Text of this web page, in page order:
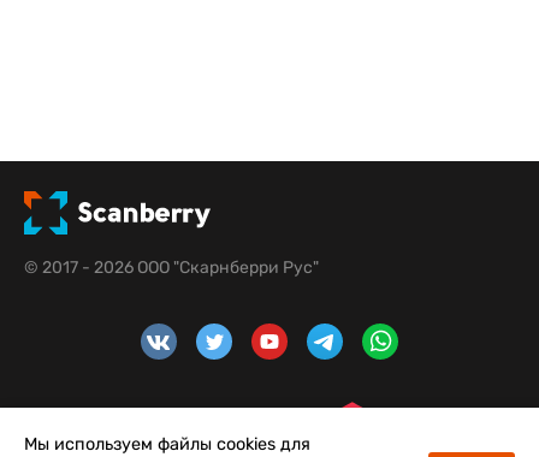
© 2017 - 2026 ООО "Скарнберри Рус"
Мы используем файлы cookies для